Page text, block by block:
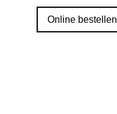
Online bestellen